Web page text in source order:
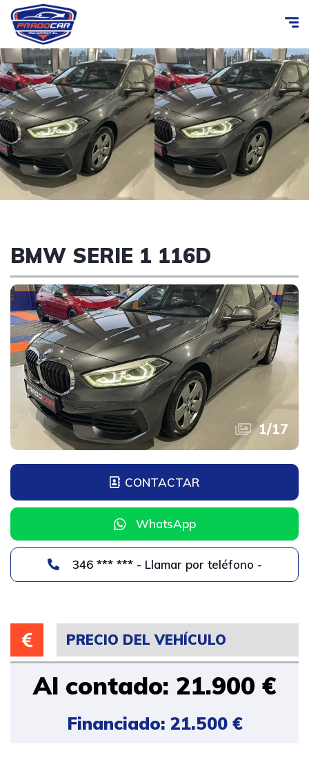
BMW SERIE 1 116D
1/17
CONTACTAR
WhatsApp
346 *** *** - Llamar por teléfono -
PRECIO DEL VEHÍCULO
Al contado: 21.900 €
Financiado: 21.500 €